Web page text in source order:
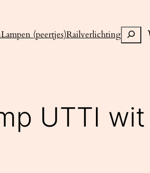
Lampen (peertjes)RailverlichtingZoeken
UTTI wit